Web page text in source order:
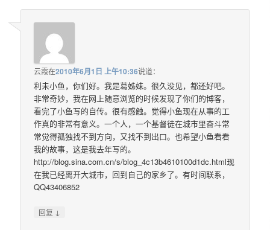
云霞在2010年6月1日 上午10:36说道：
利未小鱼，你们好。我是葛姊妹。很久没见，都还好吧。
非常奇妙，我在网上随意浏览的时候发现了你们的博客，
看完了小鱼写的自传。很有感触。觉得小鱼现在从事的工
作真的非常有意义。一个人，一个基督徒在城市里奋斗常
常觉得孤独找不到方向，又找不到出口。也希望小鱼看看
我的故事，这是我去年写的。
http://blog.sina.com.cn/s/blog_4c13b4610100d1dc.html现
在我已经离开大城市，回到自己的家乡了。有时间联系，
QQ43406852
回复 ↓